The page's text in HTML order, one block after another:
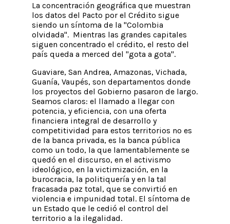
La concentración geográfica que muestran
los datos del Pacto por el Crédito sigue
siendo un síntoma de la "Colombia
olvidada". Mientras las grandes capitales
siguen concentrado el crédito, el resto del
país queda a merced del "gota a gota".
Guaviare, San Andrea, Amazonas, Vichada,
Guanía, Vaupés, son departamentos donde
los proyectos del Gobierno pasaron de largo.
Seamos claros: el llamado a llegar con
potencia, y eficiencia, con una oferta
financiera integral de desarrollo y
competitividad para estos territorios no es
de la banca privada, es la banca pública
como un todo, la que lamentablemente se
quedó en el discurso, en el activismo
ideológico, en la victimización, en la
burocracia, la politiquería y en la tal
fracasada paz total, que se convirtió en
violencia e impunidad total. El síntoma de
un Estado que le cedió el control del
territorio a la ilegalidad.